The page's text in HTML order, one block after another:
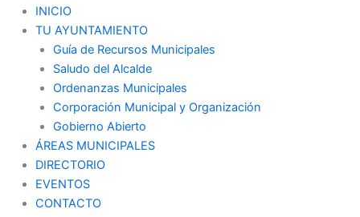
INICIO
TU AYUNTAMIENTO
Guía de Recursos Municipales
Saludo del Alcalde
Ordenanzas Municipales
Corporación Municipal y Organización
Gobierno Abierto
ÁREAS MUNICIPALES
DIRECTORIO
EVENTOS
CONTACTO